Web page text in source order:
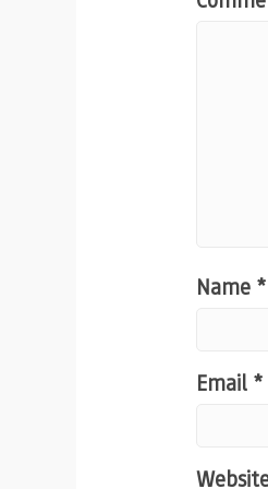
Name *
Email *